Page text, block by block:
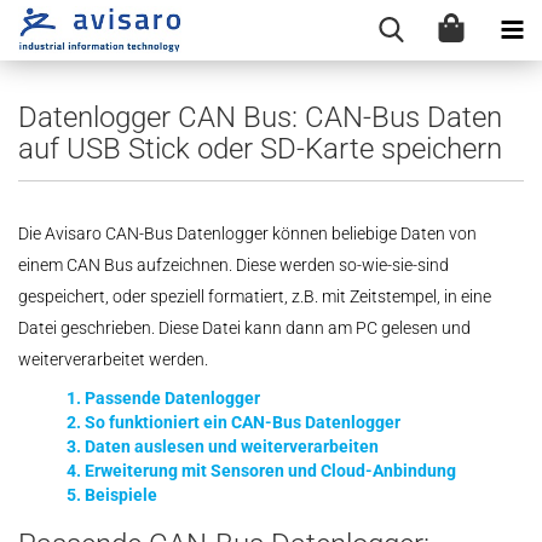
Datenlogger CAN Bus: CAN-Bus Daten
auf USB Stick oder SD-Karte speichern
Die Avisaro CAN-Bus Datenlogger können beliebige Daten von
einem CAN Bus aufzeichnen. Diese werden so-wie-sie-sind
gespeichert, oder speziell formatiert, z.B. mit Zeitstempel, in eine
Datei geschrieben. Diese Datei kann dann am PC gelesen und
weiterverarbeitet werden.
1. Passende Datenlogger
2. So funktioniert ein CAN-Bus Datenlogger
3. Daten auslesen und weiterverarbeiten
4. Erweiterung mit Sensoren und Cloud-Anbindung
5. Beispiele